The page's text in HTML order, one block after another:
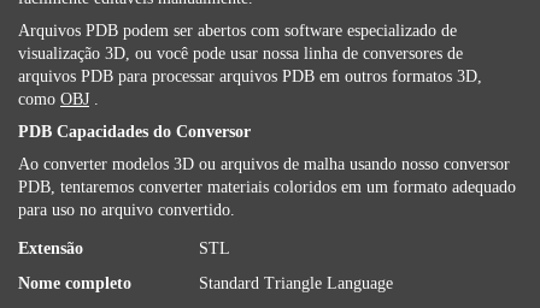
Arquivos PDB podem ser abertos com software especializado de
visualização 3D, ou você pode usar nossa linha de conversores de
arquivos PDB para processar arquivos PDB em outros formatos 3D,
como OBJ .
PDB Capacidades do Conversor
Ao converter modelos 3D ou arquivos de malha usando nosso conversor
PDB, tentaremos converter materiais coloridos em um formato adequado
para uso no arquivo convertido.
Extensão
STL
Nome completo
Standard Triangle Language